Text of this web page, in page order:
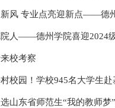
院人——德州学院喜迎2024
校考察
校园！学校945名大学生赴